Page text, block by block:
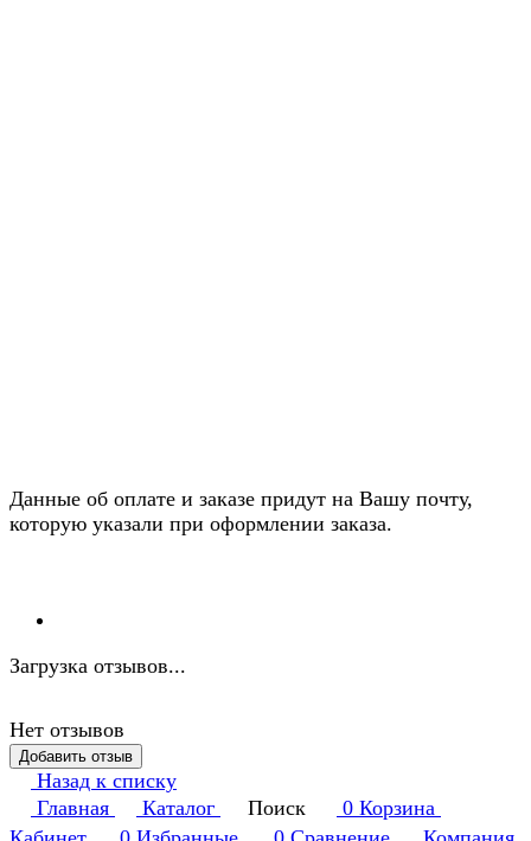
Данные об оплате и заказе придут на Вашу почту,
которую указали при оформлении заказа.
Загрузка отзывов...
Нет отзывов
Добавить отзыв
Назад к списку
Главная
Каталог Поиск 0 Корзина